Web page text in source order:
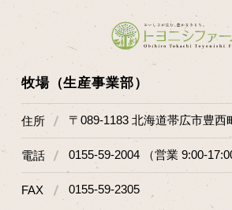
牧場（生産事業部）
住所 〒089-1183 北海道帯広市豊西
電話 0155-59-2004 （営業 9:00-
FAX 0155-59-2305